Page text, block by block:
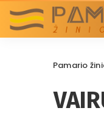
Pamario